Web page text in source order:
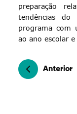
preparação
tendências do
programa com
ao ano escolar
Anterior